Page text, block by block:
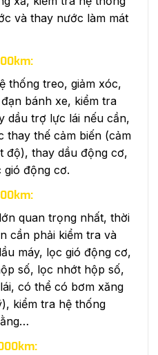
và thay nước làm mát
thống treo, giảm xóc,
bánh xe, kiểm tra
dầu trợ lực lái nếu cần,
thay thế cảm biến (cảm
độ), thay dầu động cơ,
gió động cơ.
quan trọng nhất, thời
cần phải kiểm tra và
máy, lọc gió động cơ,
số, lọc nhớt hộp số,
có thể có bơm xăng
kiểm tra hệ thống